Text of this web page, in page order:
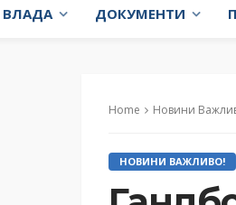
ВЛАДА ДОКУМЕНТИ
Home Новини
НОВИНИ ВАЖЛИВО!